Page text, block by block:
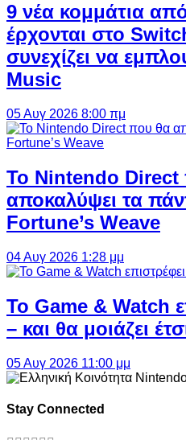
9 νέα κομμάτια
έρχονται στο
συνεχίζει να
Music
05 Αυγ 2026 8:00 πμ
Το Nintendo Direct
αποκαλύψει τα
Fortune’s Weave
04 Αυγ 2026 1:28 μμ
Το Game & Watch
– και θα μοιάζει
05 Αυγ 2026 11:00 μμ
Stay Connected